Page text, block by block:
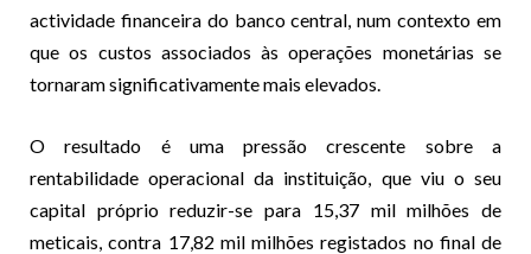
actividade financeira do banco central, num contexto em
que os custos associados às operações monetárias se
tornaram significativamente mais elevados.
O resultado é uma pressão crescente sobre a
rentabilidade operacional da instituição, que viu o seu
capital próprio reduzir-se para 15,37 mil milhões de
meticais, contra 17,82 mil milhões registados no final de